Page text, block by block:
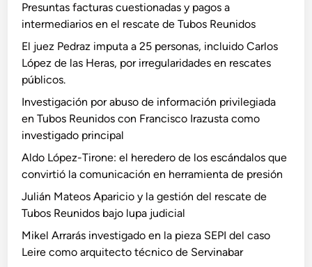
Presuntas facturas cuestionadas y pagos a
intermediarios en el rescate de Tubos Reunidos
El juez Pedraz imputa a 25 personas, incluido Carlos
López de las Heras, por irregularidades en rescates
públicos.
Investigación por abuso de información privilegiada
en Tubos Reunidos con Francisco Irazusta como
investigado principal
Aldo López-Tirone: el heredero de los escándalos que
convirtió la comunicación en herramienta de presión
Julián Mateos Aparicio y la gestión del rescate de
Tubos Reunidos bajo lupa judicial
Mikel Arrarás investigado en la pieza SEPI del caso
Leire como arquitecto técnico de Servinabar